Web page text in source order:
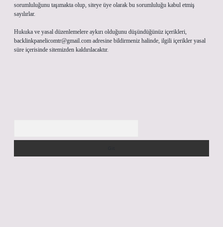
sorumluluğunu taşımakta olup, siteye üye olarak bu sorumluluğu kabul etmiş
sayılırlar.
Hukuka ve yasal düzenlemelere aykırı olduğunu düşündüğünüz içerikleri,
backlinkpanelicomtr@gmail.com adresine bildirmeniz halinde, ilgili içerikler yasal
süre içerisinde sitemizden kaldırılacaktır.